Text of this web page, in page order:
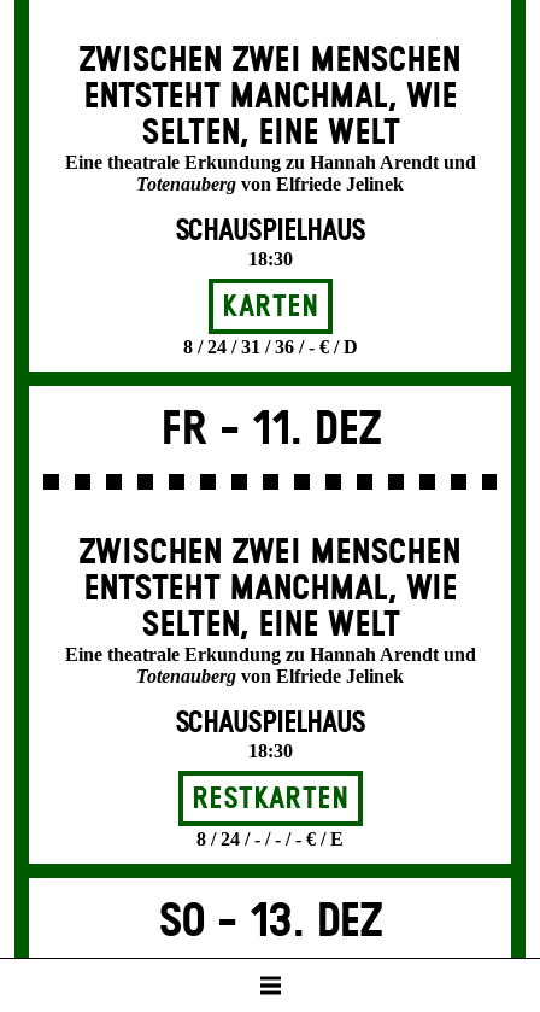
ZWISCHEN ZWEI MENSCHEN
ENT­STEHT MANCH­MAL, WIE
SELTEN, EINE WELT
Eine theatrale Erkundung zu Hannah Arendt und
Totenauberg von Elfriede Jelinek
SCHAUSPIELHAUS
18:30
Karten
8 / 24 / 31 / 36 / - € / D
Fr - 11. Dez
ZWISCHEN ZWEI MENSCHEN
ENT­STEHT MANCH­MAL, WIE
SELTEN, EINE WELT
Eine theatrale Erkundung zu Hannah Arendt und
Totenauberg von Elfriede Jelinek
SCHAUSPIELHAUS
18:30
Restkarten
8 / 24 / - / - / - € / E
So - 13. Dez